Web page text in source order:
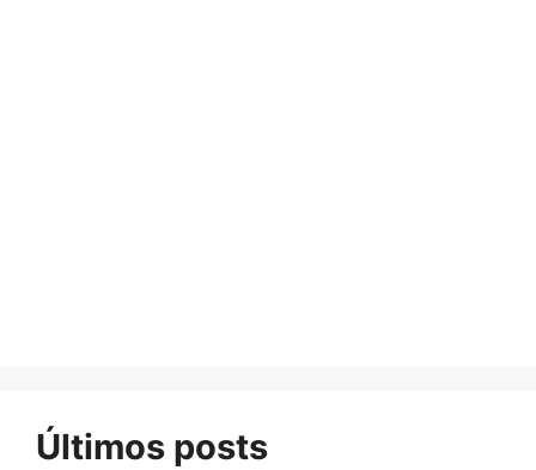
Últimos posts